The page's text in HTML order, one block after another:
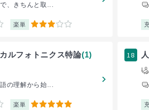
、きちんと取...
楽単 3
ルフォトニクス特論(1)
の理解から始...
楽単 5
18